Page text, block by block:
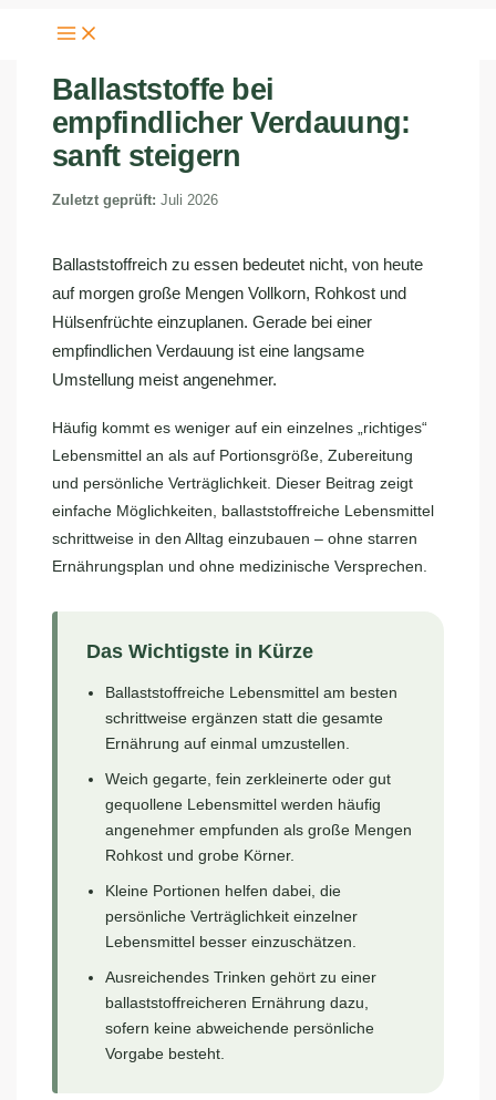
VonRedaktion Ballast Bistro
Ballaststoffe bei
empfindlicher Verdauung:
sanft steigern
Zuletzt geprüft: Juli 2026
Ballaststoffreich zu essen bedeutet nicht, von heute
auf morgen große Mengen Vollkorn, Rohkost und
Hülsenfrüchte einzuplanen. Gerade bei einer
empfindlichen Verdauung ist eine langsame
Umstellung meist angenehmer.
Häufig kommt es weniger auf ein einzelnes „richtiges“
Lebensmittel an als auf Portionsgröße, Zubereitung
und persönliche Verträglichkeit. Dieser Beitrag zeigt
einfache Möglichkeiten, ballaststoffreiche Lebensmittel
schrittweise in den Alltag einzubauen – ohne starren
Ernährungsplan und ohne medizinische Versprechen.
Das Wichtigste in Kürze
Ballaststoffreiche Lebensmittel am besten
schrittweise ergänzen statt die gesamte
Ernährung auf einmal umzustellen.
Weich gegarte, fein zerkleinerte oder gut
gequollene Lebensmittel werden häufig
angenehmer empfunden als große Mengen
Rohkost und grobe Körner.
Kleine Portionen helfen dabei, die
persönliche Verträglichkeit einzelner
Lebensmittel besser einzuschätzen.
Ausreichendes Trinken gehört zu einer
ballaststoffreicheren Ernährung dazu,
sofern keine abweichende persönliche
Vorgabe besteht.